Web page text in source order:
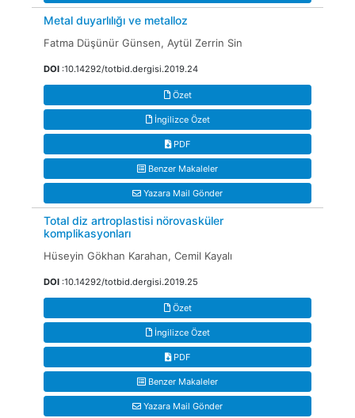
Metal duyarlılığı ve metalloz
Fatma Düşünür Günsen, Aytül Zerrin Sin
DOI :10.14292/totbid.dergisi.2019.24
Özet
İngilizce Özet
PDF
Benzer Makaleler
Yazara Mail Gönder
Total diz artroplastisi nörovasküler
komplikasyonları
Hüseyin Gökhan Karahan, Cemil Kayalı
DOI :10.14292/totbid.dergisi.2019.25
Özet
İngilizce Özet
PDF
Benzer Makaleler
Yazara Mail Gönder